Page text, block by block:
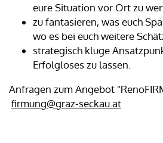
eure Situation vor Ort zu
zu fantasieren, was euch
wo es bei euch weitere
strategisch kluge
Erfolgloses zu lassen.
Anfragen zum Angebot
firmung@graz-seckau.at